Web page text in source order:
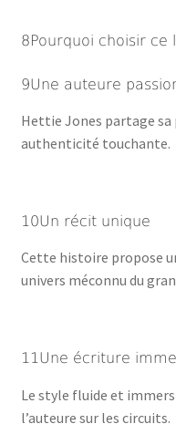
8Pourquoi choisir ce
9Une auteure
Hettie Jones partage sa
authenticité touchante.
10Un récit unique
Cette histoire propose
univers méconnu du
11Une écriture
Le style fluide et
l’auteure sur les circuits.